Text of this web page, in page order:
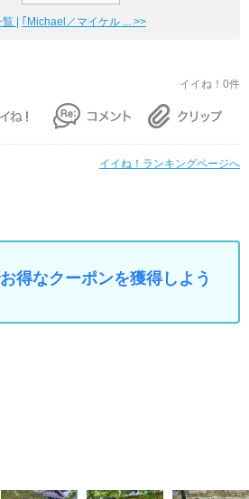
| ｢Michael／マイケル ... >>
イイね！0件
イイね！ランキングページへ
得なクーポンを獲得しよう